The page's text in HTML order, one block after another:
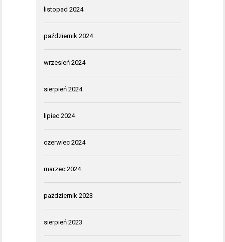
listopad 2024
październik 2024
wrzesień 2024
sierpień 2024
lipiec 2024
czerwiec 2024
marzec 2024
październik 2023
sierpień 2023